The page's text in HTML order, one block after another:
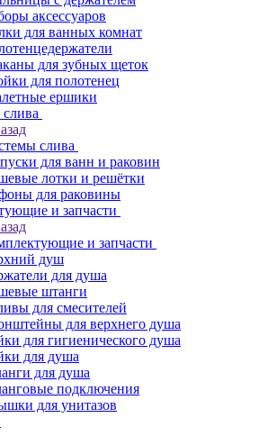
аксессуаров
для ванных комнат
для зубных щеток
для полотенец
ершики
слива
для ванн и раковин
лотки и решётки
для раковины
и запчасти
и запчасти
душ
для душа
штанги
для смесителей
для верхнего душа
для гигиенического душа
для душа
для душа
подключения
для унитазов